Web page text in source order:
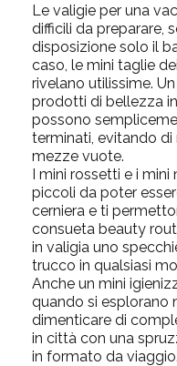
Le valigie per una
difficili da preparare,
disposizione solo il
caso, le mini taglie
rivelano utilissime.
prodotti di bellezza
possono
terminati, evitando
mezze vuote.
I mini rossetti e i
piccoli da poter
cerniera e ti
consueta beauty
in valigia uno
trucco in qualsiasi
Anche un mini
quando si esplorano
dimenticare di
in città con una
in formato da viaggio.